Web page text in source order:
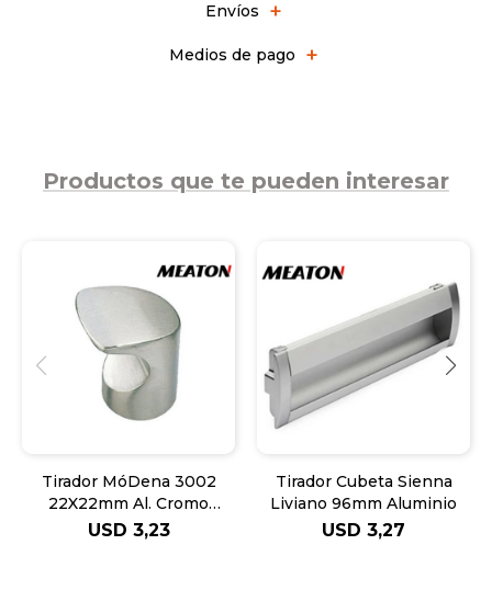
Envíos
Medios de pago
Productos que te pueden interesar
Tirador MóDena 3002
22X22mm Al. Cromo
CePerfil
USD 3,23
Tirador Cubeta Sienna
Liviano 96mm Aluminio
USD 3,27